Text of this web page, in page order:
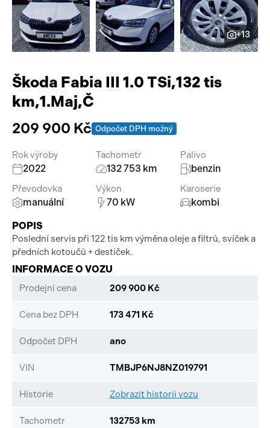
Pracovní stroje
Náhradní díly
Příslušenství
Auto a život
Videa
+13
Škoda Fabia III 1.0 TSi,132 tis
km,1.Maj,Č
209 900 Kč Odpočet DPH možný
Rok výroby
2022
Tachometr
132 753 km
Palivo
benzin
Převodovka
manuální
Výkon
70 kW
Karoserie
kombi
POPIS
Poslední servis při 122 tis km výměna oleje a filtrů, svíček a
předních kotoučů + destiček.
INFORMACE O VOZU
Prodejní cena 209 900 Kč
Cena bez DPH 173 471 Kč
Odpočet DPH ano
VIN TMBJP6NJ8NZ019791
Historie Zobrazit historii vozu
Tachometr 132753 km